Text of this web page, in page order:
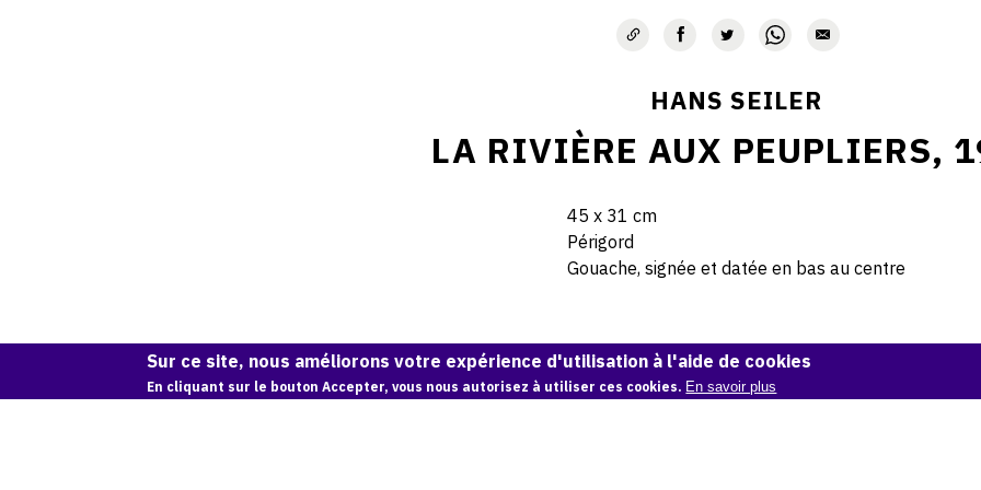
HANS SEILER
LA RIVIÈRE AUX PEUPLIERS,
45 x 31 cm
Périgord
Gouache, signée et datée en bas au centre
Demande d'information
Sur ce site, nous améliorons votre expérience d'utilisation à l'aide de cookies
En cliquant sur le bouton Accepter, vous nous autorisez à utiliser ces cookies. En savoir plus